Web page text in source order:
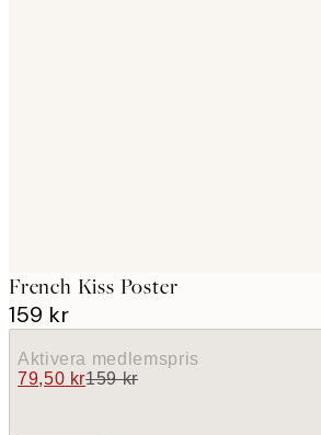
French Kiss Poster
159 kr
Aktivera medlemspris
79,50 kr159 kr